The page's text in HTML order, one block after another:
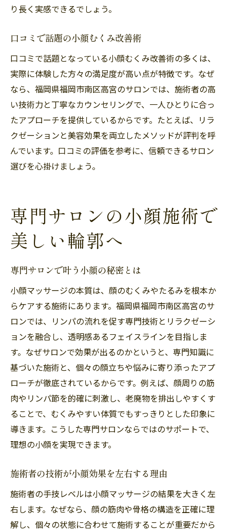
り長く実感できるでしょう。
口コミで話題の小顔むくみ改善術
口コミで話題となっている小顔むくみ改善術の多くは、
実際に体験した方々の満足度が高い点が特徴です。なぜ
なら、福岡県福岡市南区高宮のサロンでは、施術者の高
い技術力と丁寧なカウンセリングで、一人ひとりに合っ
たアプローチを提供しているからです。たとえば、リラ
クゼーションと美容効果を両立したメソッドが評判を呼
んでいます。口コミの評価を参考に、信頼できるサロン
選びを心掛けましょう。
専門サロンの小顔施術で
美しい輪郭へ
専門サロンで叶う小顔の秘密とは
小顔マッサージの本質は、顔のむくみやたるみを根本か
らケアする施術にあります。福岡県福岡市南区高宮のサ
ロンでは、リンパの流れを促す専門技術とリラクゼーシ
ョンを融合し、透明感あるフェイスラインを目指しま
す。なぜサロンで効果が出るのかというと、専門知識に
基づいた施術と、個々の顔立ちや悩みに寄り添ったアプ
ローチが徹底されているからです。例えば、顔周りの筋
肉やリンパ節を的確に刺激し、老廃物を排出しやすくす
ることで、むくみやすい体質でもすっきりとした印象に
導きます。こうした専門サロンならではのサポートで、
理想の小顔を実現できます。
施術者の技術が小顔効果を左右する理由
施術者の手技レベルは小顔マッサージの結果を大きく左
右します。なぜなら、顔の筋肉や骨格の構造を正確に理
解し、個々の状態に合わせて施術することが重要だから